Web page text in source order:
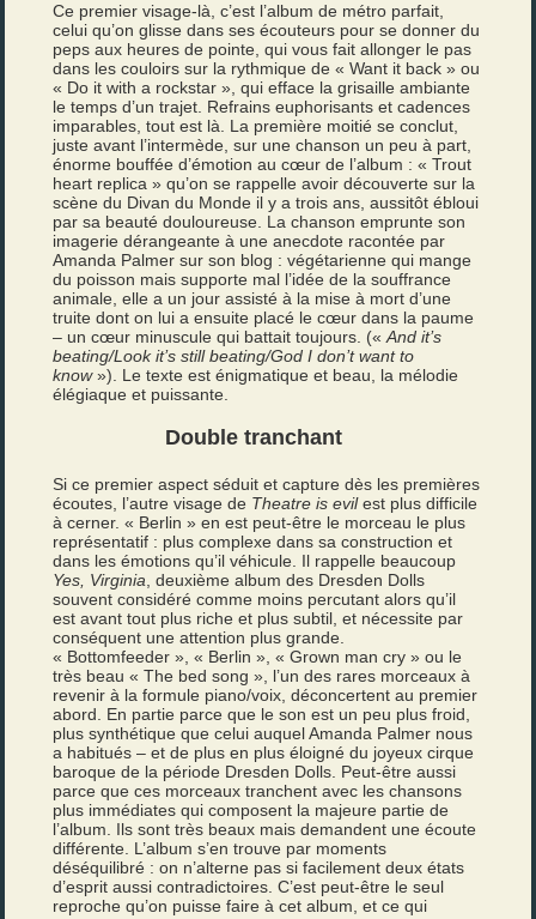
Ce premier visage-là, c’est l’album de métro parfait,
celui qu’on glisse dans ses écouteurs pour se donner du
peps aux heures de pointe, qui vous fait allonger le pas
dans les couloirs sur la rythmique de « Want it back » ou
« Do it with a rockstar », qui efface la grisaille ambiante
le temps d’un trajet. Refrains euphorisants et cadences
imparables, tout est là. La première moitié se conclut,
juste avant l’intermède, sur une chanson un peu à part,
énorme bouffée d’émotion au cœur de l’album : « Trout
heart replica » qu’on se rappelle avoir découverte sur la
scène du Divan du Monde il y a trois ans, aussitôt ébloui
par sa beauté douloureuse. La chanson emprunte son
imagerie dérangeante à une anecdote racontée par
Amanda Palmer sur son blog : végétarienne qui mange
du poisson mais supporte mal l’idée de la souffrance
animale, elle a un jour assisté à la mise à mort d’une
truite dont on lui a ensuite placé le cœur dans la paume
– un cœur minuscule qui battait toujours. («And it’s
beating/Look it’s still beating/God I don’t want to
know»). Le texte est énigmatique et beau, la mélodie
élégiaque et puissante.
Double tranchant
Si ce premier aspect séduit et capture dès les premières
écoutes, l’autre visage de Theatre is evilest plus difficile
à cerner. « Berlin » en est peut-être le morceau le plus
représentatif : plus complexe dans sa construction et
dans les émotions qu’il véhicule. Il rappelle beaucoup
Yes, Virginia , deuxième album des Dresden Dolls
souvent considéré comme moins percutant alors qu’il
est avant tout plus riche et plus subtil, et nécessite par
conséquent une attention plus grande.
« Bottomfeeder », « Berlin », « Grown man cry » ou le
très beau « The bed song », l’un des rares morceaux à
revenir à la formule piano/voix, déconcertent au premier
abord. En partie parce que le son est un peu plus froid,
plus synthétique que celui auquel Amanda Palmer nous
a habitués – et de plus en plus éloigné du joyeux cirque
baroque de la période Dresden Dolls. Peut-être aussi
parce que ces morceaux tranchent avec les chansons
plus immédiates qui composent la majeure partie de
l’album. Ils sont très beaux mais demandent une écoute
différente. L’album s’en trouve par moments
déséquilibré : on n’alterne pas si facilement deux états
d’esprit aussi contradictoires. C’est peut-être le seul
reproche qu’on puisse faire à cet album, et ce qui